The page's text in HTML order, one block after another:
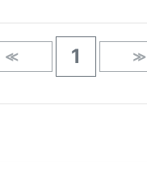
≪ 1 ≫